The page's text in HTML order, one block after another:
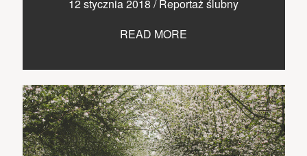
12 stycznia 2018 /Reportaż ślubny
READ MORE